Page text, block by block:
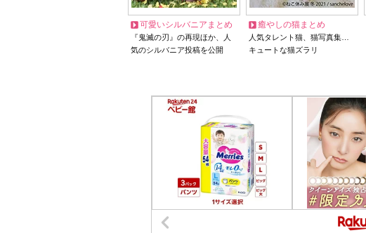
可愛いシルバニアまとめ
『鬼滅の刃』の再現ほか、人
気のシルバニア投稿を公開
癒やしの猫まとめ
人気タレント猫、猫写真集…
キュートな猫ズラリ